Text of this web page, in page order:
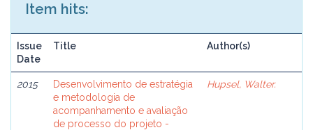
Item hits:
Issue
Date
Title Author(s)
2015
Desenvolvimento de estratégia
e metodologia de
acompanhamento e avaliação
de processo do projeto -
Hupsel, Walter.